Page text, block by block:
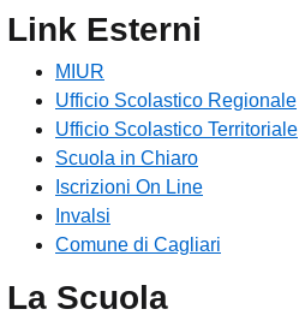
Link Esterni
MIUR
Ufficio Scolastico Regionale
Ufficio Scolastico Territoriale
Scuola in Chiaro
Iscrizioni On Line
Invalsi
Comune di Cagliari
La Scuola